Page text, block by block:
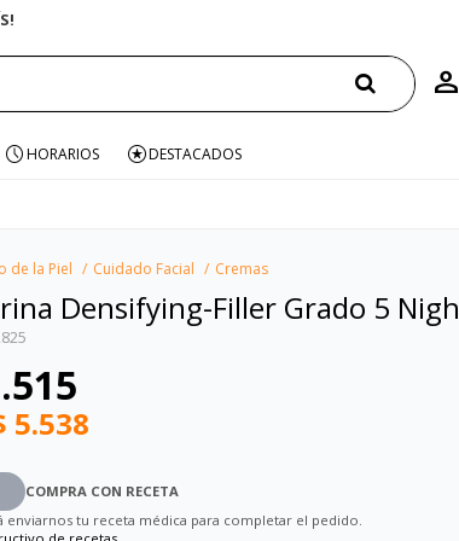
HORARIOS DESTACADOS
de la Piel Cuidado Facial Cremas
Densifying-Filler Grado 5 Nigh
5.538
COMPRA CON RECETA
enviarnos tu receta médica para completar el pedido.